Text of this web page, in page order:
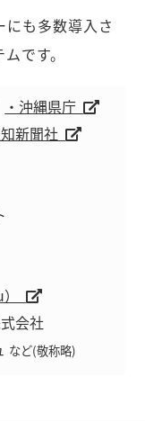
も多数導入さ
です。
・沖縄県庁
知新聞社
）
会社
など(敬称略)